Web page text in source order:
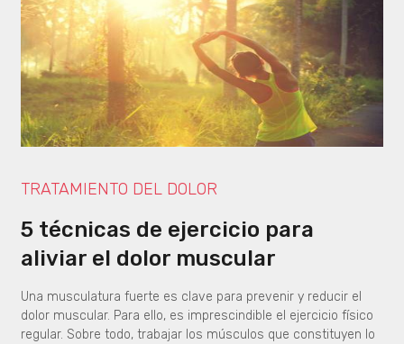
TRATAMIENTO DEL DOLOR
5 técnicas de ejercicio para
aliviar el dolor muscular
Una musculatura fuerte es clave para prevenir y reducir el
dolor muscular. Para ello, es imprescindible el ejercicio físico
regular. Sobre todo, trabajar los músculos que constituyen lo